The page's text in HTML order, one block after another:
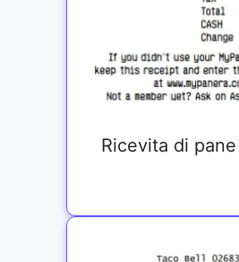
Ricevita di